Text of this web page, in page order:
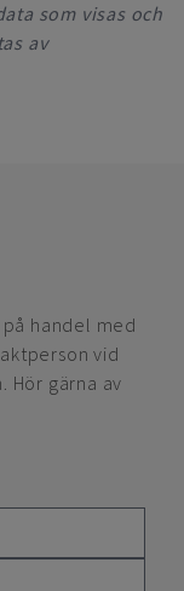
som visas och
av
handel med
vid
Hör gärna av